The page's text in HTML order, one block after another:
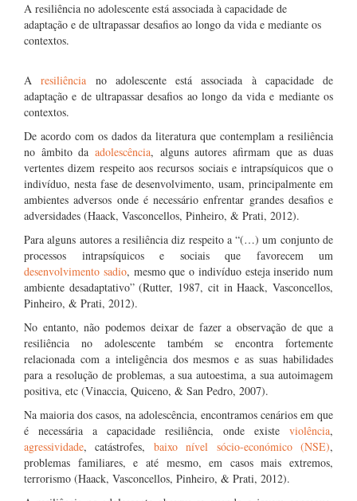
A resiliência no adolescente está associada à capacidade de
adaptação e de ultrapassar desafios ao longo da vida e mediante os
contextos.
Aresiliência no adolescente está associada à capacidade de
adaptação e de ultrapassar desafios ao longo da vida e mediante os
contextos.
De acordo com os dados da literatura que contemplam a resiliência
no âmbito da adolescência, alguns autores afirmam que as duas
vertentes dizem respeito aos recursos sociais e intrapsíquicos que o
indivíduo, nesta fase de desenvolvimento, usam, principalmente em
ambientes adversos onde é necessário enfrentar grandes desafios e
adversidades (Haack, Vasconcellos, Pinheiro, & Prati, 2012).
Para alguns autores a resiliência diz respeito a “(…) um conjunto de
processos intrapsíquicos e sociais que favorecem um
desenvolvimento sadio, mesmo que o indivíduo esteja inserido num
ambiente desadaptativo” (Rutter, 1987, cit in Haack, Vasconcellos,
Pinheiro, & Prati, 2012).
No entanto, não podemos deixar de fazer a observação de que a
resiliência no adolescente também se encontra fortemente
relacionada com a inteligência dos mesmos e as suas habilidades
para a resolução de problemas, a sua autoestima, a sua autoimagem
positiva, etc (Vinaccia, Quiceno, & San Pedro, 2007).
Na maioria dos casos, na adolescência, encontramos cenários em que
é necessária a capacidade resiliência, onde existe violência,
agressividade, catástrofes, baixo nível sócio-económico (NSE),
problemas familiares, e até mesmo, em casos mais extremos,
terrorismo (Haack, Vasconcellos, Pinheiro, & Prati, 2012).